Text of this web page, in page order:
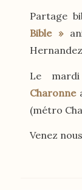
Partage
Bible »
Hernandez
Le
Charonne
(métro
Venez